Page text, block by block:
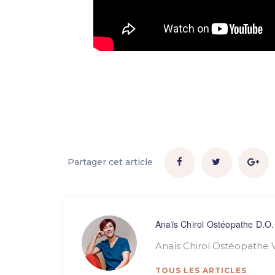
Partager cet article
Anaïs Chirol Ostéopathe D.O.
Anaïs Chirol Ostéopathe
TOUS LES ARTICLES